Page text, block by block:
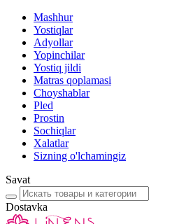
Mashhur
Yostiqlar
Adyollar
Yopinchilar
Yostiq jildi
Matras qoplamasi
Choyshablar
Pled
Prostin
Sochiqlar
Xalatlar
Sizning o'lchamingiz
Savat
Dostavka